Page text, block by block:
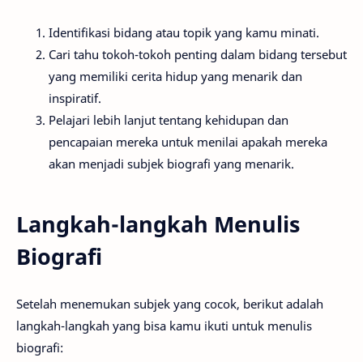
Identifikasi bidang atau topik yang kamu minati.
Cari tahu tokoh-tokoh penting dalam bidang tersebut
yang memiliki cerita hidup yang menarik dan
inspiratif.
Pelajari lebih lanjut tentang kehidupan dan
pencapaian mereka untuk menilai apakah mereka
akan menjadi subjek biografi yang menarik.
Langkah-langkah Menulis
Biografi
Setelah menemukan subjek yang cocok, berikut adalah
langkah-langkah yang bisa kamu ikuti untuk menulis
biografi: